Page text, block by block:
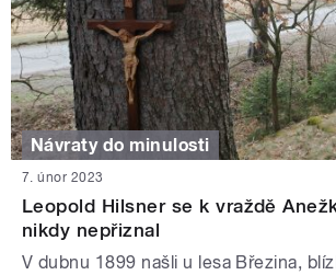
Návraty do minulosti
7. únor 2023
Leopold Hilsner se k vraždě
nikdy nepřiznal
V dubnu 1899 našli u lesa Březina,